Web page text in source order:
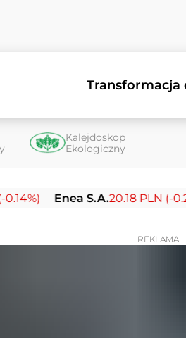
Transformacja
Kalejdoskop
Ekologiczny
Enea S.A.20.18 PLN (-0.24%)
REKLAMA